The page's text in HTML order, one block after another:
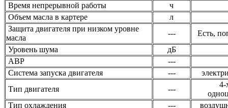
Время непрерывной работы
ч
Объем масла в картере
л
Защита двигателя при низком уровне
масла
---
Есть,
Уровень шума
дБ
ABP
---
Система запуска двигателя
---
Тип двигателя
---
4-
Тип охлаждения
---